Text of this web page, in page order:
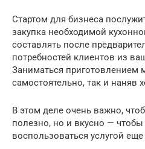
Стартом для бизнеса
закупка необходимой
составлять после
потребностей клиентов из
Заниматься приготовлением
самостоятельно, так и наняв
В этом деле очень важно,
полезно, но и вкусно — чтобы
воспользоваться услугой еще